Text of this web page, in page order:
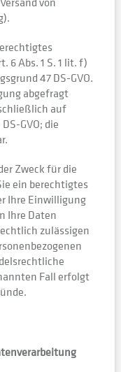
6 Abs. 1 S. 1 lit. f)
47 DS-GVO.
abgefragt
auf
GVO; die
Zweck für die
ein berechtigtes
Ihre Einwilligung
Ihre Daten
zulässigen
Fall erfolgt